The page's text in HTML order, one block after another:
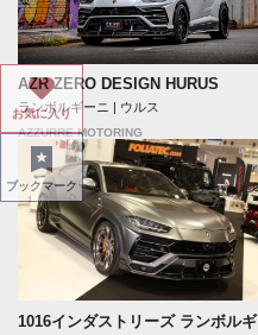
AZR ZERO DESIGN HURUS
ランボルギーニ | ウルス
AZZURRE MOTORING
1016インダストリーズ ランボルギ
お気に入り
ブックマーク